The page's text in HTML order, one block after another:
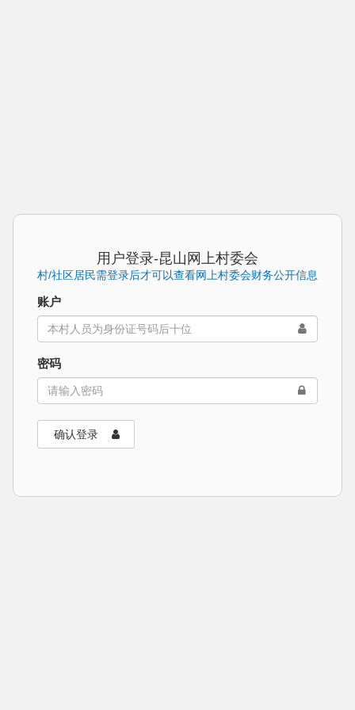
用户登录-昆山网上村委会
村/社区居民需登录后才可以查看网上村委会财务公开信息
账户
密码
确认登录